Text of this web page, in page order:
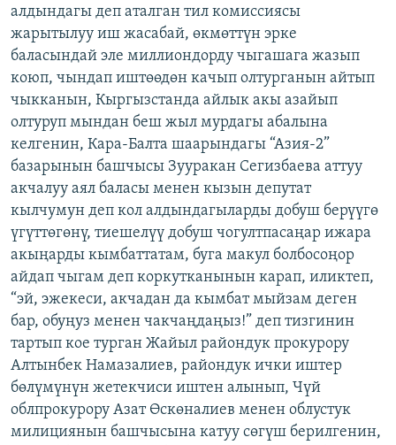
алдындагы деп аталган тил комиссиясы
жарытылуу иш жасабай, өкмөттүн эрке
баласындай эле миллиондорду чыгашага жазып
коюп, чындап иштөөдөн качып олтурганын айтып
чыкканын, Кыргызстанда айлык акы азайып
олтуруп мындан беш жыл мурдагы абалына
келгенин, Кара-Балта шаарындагы “Азия-2”
базарынын башчысы Зууракан Сегизбаева аттуу
акчалуу аял баласы менен кызын депутат
кылчумун деп кол алдындагыларды добуш берүүгө
үгүттөгөнү, тиешелүү добуш чогултпасаңар ижара
акыңарды кымбаттатам, буга макул болбосоңор
айдап чыгам деп коркутканынын карап, иликтеп,
“эй, эжекеси, акчадан да кымбат мыйзам деген
бар, обуңуз менен чакчаңдаңыз!” деп тизгинин
тартып кое турган Жайыл райондук прокурору
Алтынбек Намазалиев, райондук ички иштер
бөлүмүнүн жетекчиси иштен алынып, Чүй
облпрокурору Азат Өскөналиев менен облустук
милициянын башчысына катуу сөгүш берилгенин,